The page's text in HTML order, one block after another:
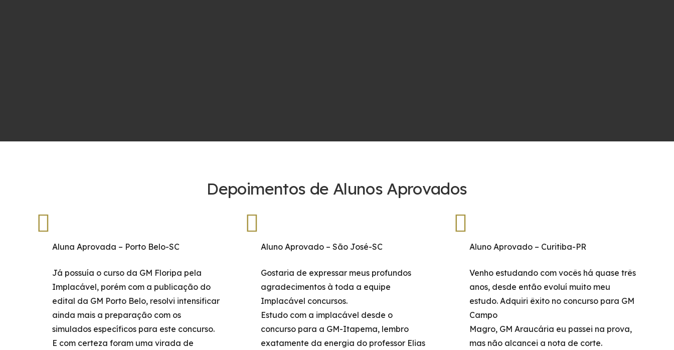
Depoimentos de Alunos Aprovados
Aluna Aprovada – Porto Belo-SC
Já possuía o curso da GM Floripa pela
Implacável, porém com a publicação do
edital da GM Porto Belo, resolvi intensificar
ainda mais a preparação com os
simulados específicos para este concurso.
E com certeza foram uma virada de
Aluno Aprovado – São José-SC
Gostaria de expressar meus profundos
agradecimentos à toda a equipe
Implacável concursos.
Estudo com a implacável desde o
concurso para a GM-Itapema, lembro
exatamente da energia do professor Elias
Aluno Aprovado – Curitiba-PR
Venho estudando com vocês há quase três
anos, desde então evoluí muito meu
estudo. Adquiri êxito no concurso para GM
Campo
Magro, GM Araucária eu passei na prova,
mas não alcancei a nota de corte.